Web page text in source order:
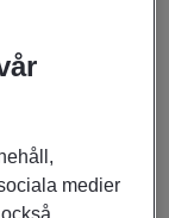
gärna dig med
deltid och
i behov av
nästa jobb i
medier